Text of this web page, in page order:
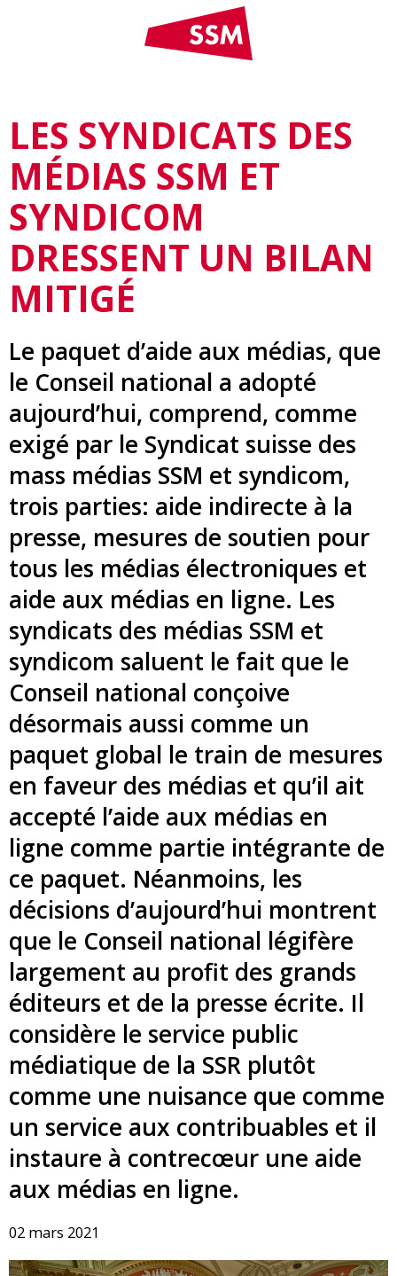
LES SYNDICATS DES
MÉDIAS SSM ET
SYNDICOM
DRESSENT UN BILAN
MITIGÉ
Le paquet d’aide aux médias, que
le Conseil national a adopté
aujourd’hui, comprend, comme
exigé par le Syndicat suisse des
mass médias SSM et syndicom,
trois parties: aide indirecte à la
presse, mesures de soutien pour
tous les médias électroniques et
aide aux médias en ligne. Les
syndicats des médias SSM et
syndicom saluent le fait que le
Conseil national conçoive
désormais aussi comme un
paquet global le train de mesures
en faveur des médias et qu’il ait
accepté l’aide aux médias en
ligne comme partie intégrante de
ce paquet. Néanmoins, les
décisions d’aujourd’hui montrent
que le Conseil national légifère
largement au profit des grands
éditeurs et de la presse écrite. Il
considère le service public
médiatique de la SSR plutôt
comme une nuisance que comme
un service aux contribuables et il
instaure à contrecœur une aide
aux médias en ligne.
02 mars 2021